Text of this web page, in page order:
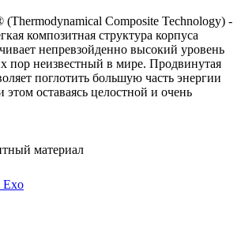
Composite Technology) -
композитная структура корпуса
непревзойденно высокий уровень
пор неизвестный в мире. Продвинутая
поглотить большую часть энергии
этом оставаясь целостной и очень
материал
Exo